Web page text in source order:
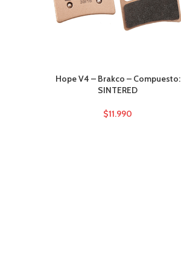
Hope V4 – Brakco – Compuesto:
SINTERED
$11.990